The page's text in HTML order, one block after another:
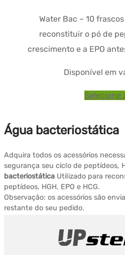
Água bacteriostática
Adquira todos os acessórios
segurança seu ciclo de peptídeos,
bacteriostática Utilizado para
peptídeos, HGH, EPO e HCG.
Observação: os acessórios são
restante do seu pedido.
Water Bac – 10
reconstituir o pó de
crescimento e a EPO
Disponível em
Selecione